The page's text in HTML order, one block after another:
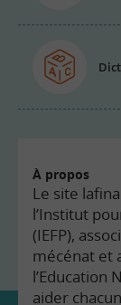
À propos
Le site
l’Institut
(IEFP),
mécénat et
l’Education
aider